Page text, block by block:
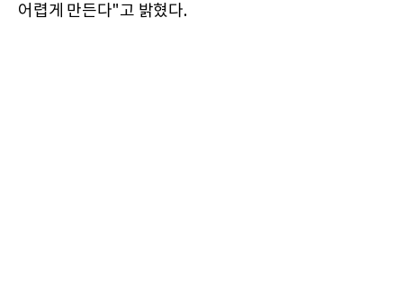
어렵게 만든다"고 밝혔다.